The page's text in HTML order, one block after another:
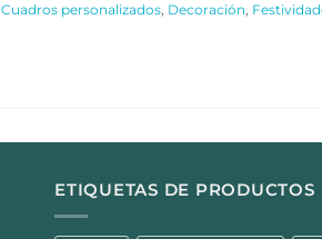
Cuadros personalizados, Decoración,
ETIQUETAS DE PRODUCTOS